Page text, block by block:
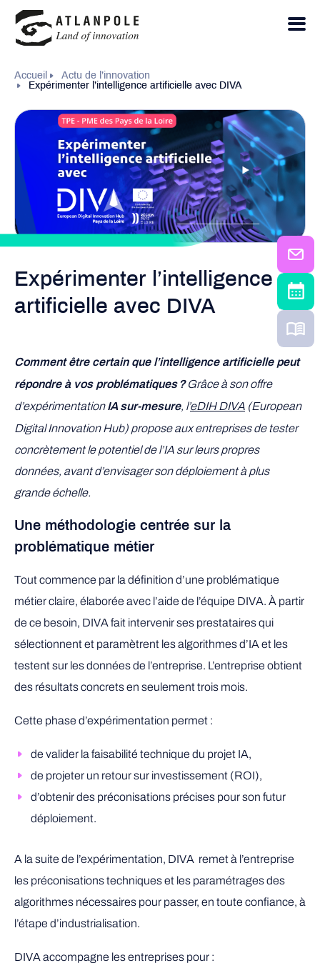
Accueil
Actu de l’innovation
Expérimenter l’intelligence artificielle avec DIVA
Expérimenter l’intelligence
artificielle avec DIVA
Comment être certain que l’intelligence artificielle peut
répondre à vos problématiques ?Grâce à son offre
d’expérimentation IA sur-mesure, l’eDIH DIVA (European
Digital Innovation Hub) propose aux entreprises de tester
concrètement le potentiel de l’IA sur leurs propres
données, avant d’envisager son déploiement à plus
grande échelle.
Une méthodologie centrée sur la
problématique métier
Tout commence par la définition d’une problématique
métier claire, élaborée avec l’aide de l’équipe DIVA. À partir
de ce besoin, DIVA fait intervenir ses prestataires qui
sélectionnent et paramètrent les algorithmes d’IA et les
testent sur les données de l’entreprise. L’entreprise obtient
des résultats concrets en seulement trois mois.
Cette phase d’expérimentation permet :
de valider la faisabilité technique du projet IA,
de projeter un retour sur investissement (ROI),
d’obtenir des préconisations précises pour son futur
déploiement.
A la suite de l’expérimentation, DIVA remet à l’entreprise
les préconisations techniques et les paramétrages des
algorithmes nécessaires pour passer, en toute confiance, à
l’étape d’industrialisation.
DIVA accompagne les entreprises pour :